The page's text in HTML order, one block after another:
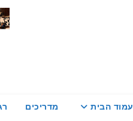
עמוד הבית מדריכים